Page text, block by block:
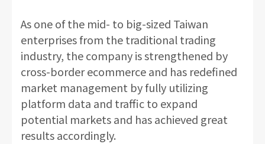
As one of the mid- to big-sized Taiwan
enterprises from the traditional trading
industry, the company is strengthened by
cross-border ecommerce and has redefined
market management by fully utilizing
platform data and traffic to expand
potential markets and has achieved great
results accordingly.